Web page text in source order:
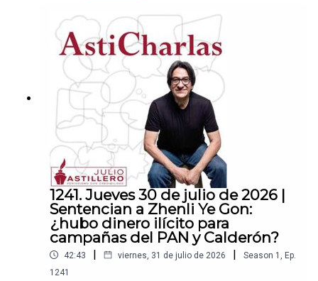
PayPal:https://www.paypal.me/julioastilleroCuent
a para hacer transferencias a cuenta BBVA a
nombre de Julio Hernández López:
1539408017CLABE: 012 320 01539408017
2Tienda:https://julioastillerotienda.com/
1241. Jueves 30 de julio de 2026 |
Sentencian a Zhenli Ye Gon:
¿hubo dinero ilícito para
campañas del PAN y Calderón?
42:43 | viernes, 31 de julio de 2026 | Season 1 , Ep.
1241